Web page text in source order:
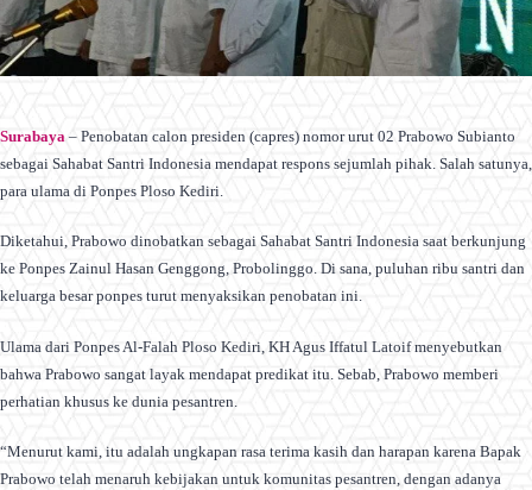
Surabaya – Penobatan calon presiden (capres) nomor urut 02 Prabowo Subianto
sebagai Sahabat Santri Indonesia mendapat respons sejumlah pihak. Salah satunya,
para ulama di Ponpes Ploso Kediri.
Diketahui, Prabowo dinobatkan sebagai Sahabat Santri Indonesia saat berkunjung
ke Ponpes Zainul Hasan Genggong, Probolinggo. Di sana, puluhan ribu santri dan
keluarga besar ponpes turut menyaksikan penobatan ini.
Ulama dari Ponpes Al-Falah Ploso Kediri, KH Agus Iffatul Latoif menyebutkan
bahwa Prabowo sangat layak mendapat predikat itu. Sebab, Prabowo memberi
perhatian khusus ke dunia pesantren.
“Menurut kami, itu adalah ungkapan rasa terima kasih dan harapan karena Bapak
Prabowo telah menaruh kebijakan untuk komunitas pesantren, dengan adanya